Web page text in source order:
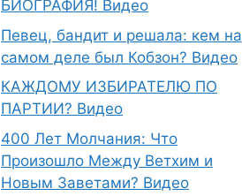
БИОГРАФИЯ! Видео
Певец, бандит и решала: кем на
самом деле был Кобзон? Видео
КАЖДОМУ ИЗБИРАТЕЛЮ ПО
ПАРТИИ? Видео
400 Лет Молчания: Что
Произошло Между Ветхим и
Новым Заветами? Видео